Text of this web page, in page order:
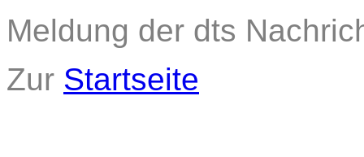
Meldung der dts
Zur Startseite